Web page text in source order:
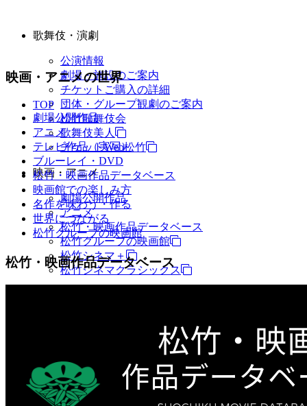
歌舞伎・演劇
公演情報
劇場・施設のご案内
チケットご購入の詳細
団体・グループ観劇のご案内
松竹歌舞伎会
歌舞伎美人
チケットWeb松竹
映画・アニメ
劇場公開作品
アニメ
松竹・映画作品データベース
松竹グループの映画館
松竹シネマ＋
松竹シネマクラシックス
松竹ストア（通販サイト）
ゲーム事業（English）
企業情報
映画・アニメの世界
TOP
劇場公開作品
アニメ
テレビ作品（実写）
ブルーレイ・DVD
松竹・映画作品データベース
映画館での楽しみ方
名作を味わう・作る
世界につながる
松竹グループの映画館
松竹・映画作品データベース